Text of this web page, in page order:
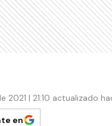
2021 | 21:10 actualizado
en